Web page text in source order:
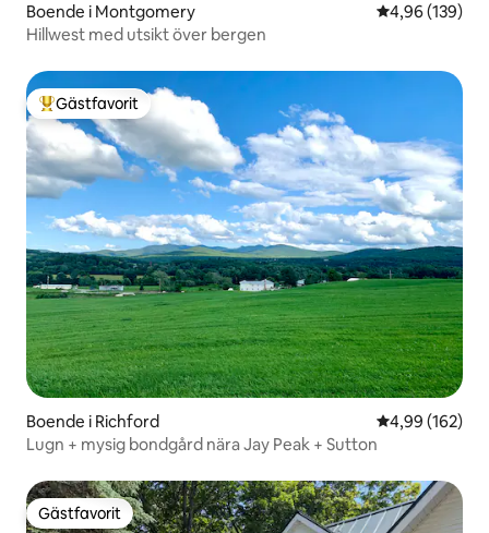
Boende i Montgomery 4,96 av 5 i
4,96 (139)
Hillwest med utsikt över bergen
Populär gästfavorit
Gästfavorit
Boende i Richford 4,99 av 5 i
4,99 (162)
Lugn + mysig bondgård nära Jay Peak + Sutton
Gästfavorit
Gästfavorit